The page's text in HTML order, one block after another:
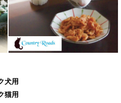
犬用
猫用